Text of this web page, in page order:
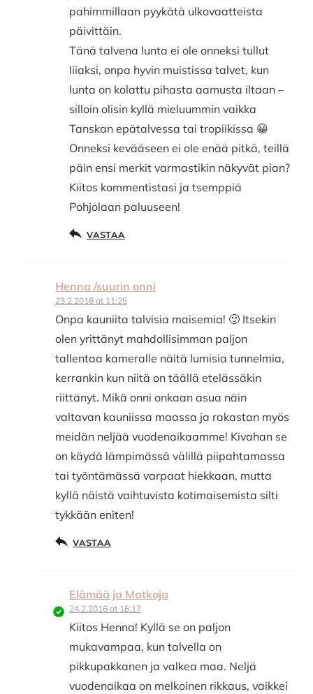
pahimmillaan pyykätä ulkovaatteista
päivittäin.
Tänä talvena lunta ei ole onneksi tullut
liiaksi, onpa hyvin muistissa talvet, kun
lunta on kolattu pihasta aamusta iltaan –
silloin olisin kyllä mieluummin vaikka
Tanskan epätalvessa tai tropiikissa 😀
Onneksi kevääseen ei ole enää pitkä, teillä
päin ensi merkit varmastikin näkyvät pian?
Kiitos kommentistasi ja tsemppiä
Pohjolaan paluuseen!
VASTAA
Henna /suurin onni
23.2.2016 at 11:25
Onpa kauniita talvisia maisemia! 🙂 Itsekin
olen yrittänyt mahdollisimman paljon
tallentaa kameralle näitä lumisia tunnelmia,
kerrankin kun niitä on täällä etelässäkin
riittänyt. Mikä onni onkaan asua näin
valtavan kauniissa maassa ja rakastan myös
meidän neljää vuodenaikaamme! Kivahan se
on käydä lämpimässä välillä piipahtamassa
tai työntämässä varpaat hiekkaan, mutta
kyllä näistä vaihtuvista kotimaisemista silti
tykkään eniten!
VASTAA
Elämää ja Matkoja
24.2.2016 at 16:17
Kiitos Henna! Kyllä se on paljon
mukavampaa, kun talvella on
pikkupakkanen ja valkea maa. Neljä
vuodenaikaa on melkoinen rikkaus, vaikkei